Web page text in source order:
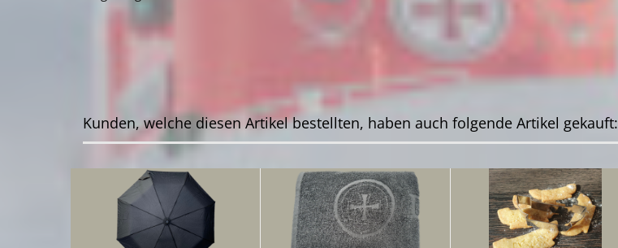
Kunden, welche diesen Artikel bestellten, haben auch folgende Artikel gekauft: